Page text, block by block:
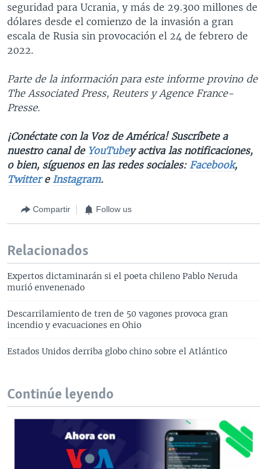
seguridad para Ucrania, y más de 29.300 millones de
dólares desde el comienzo de la invasión a gran
escala de Rusia sin provocación el 24 de febrero de
2022.
Parte de la información para este informe provino de
The Associated Press, Reuters y Agence France-
Presse.
¡Conéctate con la Voz de América! Suscríbete a
nuestro canal deYouTubey activa las notificaciones,
o bien, síguenos en las redes sociales: Facebook,
Twittere Instagram.
Compartir Follow us
Relacionados
Expertos dictaminarán si el poeta chileno Pablo Neruda
murió envenenado
Descarrilamiento de tren de 50 vagones provoca gran
incendio y evacuaciones en Ohio
Estados Unidos derriba globo chino sobre el Atlántico
Continúe leyendo